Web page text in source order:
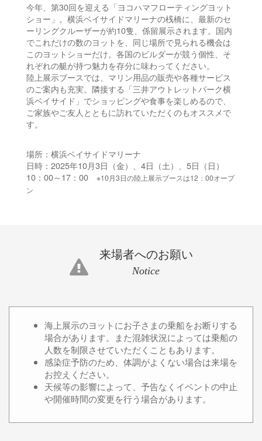
今年、第30回を迎える「ヨコハマフローティングヨット
ショー」。横浜ベイサイドマリーナの桟橋に、最新のセ
ーリングクルーザーが約10隻、係留展示されます。国内
でこれだけの数のヨットを、同じ場所で見られる機会は
このヨットショーだけ。各国のビルダーが競う個性、そ
れぞれの艇が持つ魅力を存分に味わってください。
陸上展示ブースでは、マリン用品の販売や各種サービス
のご案内も充実。隣接する「三井アウトレットパーク横
浜ベイサイド」でショッピングや食事を楽しめるので、
ご家族やご友人とともに訪れていただくのもオススメで
す。
場所：横浜ベイサイドマリーナ
日時：2025年10月3日（金）、4日（土）、5日（日）
10：00～17：00
※10月3日の陸上展示ブースは12：00オープ
ン
来場者へのお願い
Notice
海上展示のヨットにお子さまの乗船をお断りする
場合があります。また混雑状況によっては乗船の
人数を制限させていただくこともあります。
感染症予防のため、体調がよくない場合は来場を
お控えください。
天候等の影響によって、予告なくイベントの中止
や開催時間の変更を行う場合があります。